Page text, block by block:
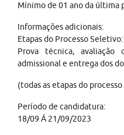
Mínimo de 01 ano da última
Informações adicionais:
Etapas do Processo Seletivo:
Prova técnica, avaliação
admissional e entrega dos
(todas as etapas do
Período de candidatura:
18/09 Á 21/09/2023